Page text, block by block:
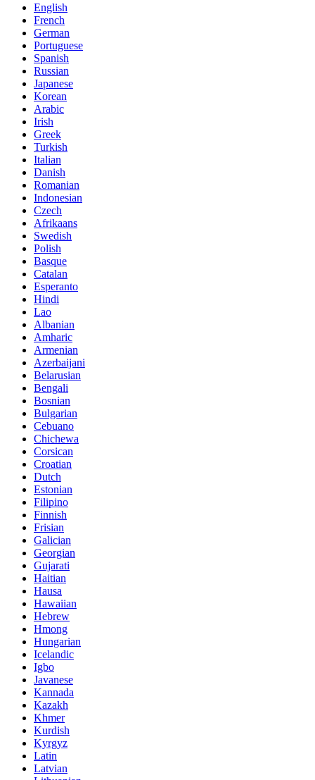
English
French
German
Portuguese
Spanish
Russian
Japanese
Korean
Arabic
Irish
Greek
Turkish
Italian
Danish
Romanian
Indonesian
Czech
Afrikaans
Swedish
Polish
Basque
Catalan
Esperanto
Hindi
Lao
Albanian
Amharic
Armenian
Azerbaijani
Belarusian
Bengali
Bosnian
Bulgarian
Cebuano
Chichewa
Corsican
Croatian
Dutch
Estonian
Filipino
Finnish
Frisian
Galician
Georgian
Gujarati
Haitian
Hausa
Hawaiian
Hebrew
Hmong
Hungarian
Icelandic
Igbo
Javanese
Kannada
Kazakh
Khmer
Kurdish
Kyrgyz
Latin
Latvian